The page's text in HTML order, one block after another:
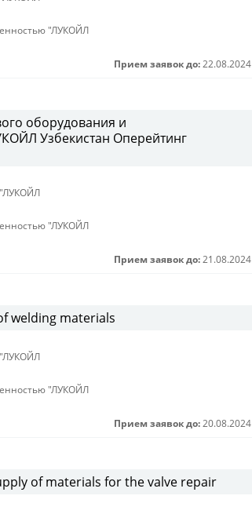
"ЛУКОЙЛ
Прием заявок до: 22.08.2024
оборудования и
Узбекистан Оперейтинг
"ЛУКОЙЛ
"ЛУКОЙЛ
Прием заявок до: 21.08.2024
welding materials
"ЛУКОЙЛ
"ЛУКОЙЛ
Прием заявок до: 20.08.2024
of materials for the valve repair